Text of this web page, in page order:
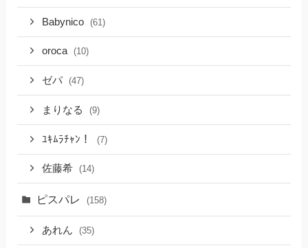
Babynico (61)
oroca (10)
ゼパ (47)
まりなる (9)
ﾕｷﾑﾗﾁｬﾝ！ (7)
佐藤希 (14)
ピスパレ (158)
あれん (35)